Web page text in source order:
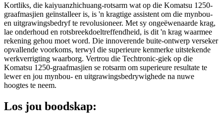
Kortliks, die kaiyuanzhichuang-rotsarm wat op die Komatsu 1250-
graafmasjien geïnstalleer is, is 'n kragtige assistent om die mynbou-
en uitgrawingsbedryf te revolusioneer. Met sy ongeëwenaarde krag,
lae onderhoud en rotsbreekdoeltreffendheid, is dit 'n krag waarmee
rekening gehou moet word. Die innoverende buite-ontwerp verseker
opvallende voorkoms, terwyl die superieure kenmerke uitstekende
werkverrigting waarborg. Vertrou die Techtronic-giek op die
Komatsu 1250-graafmasjien se rotsarm om superieure resultate te
lewer en jou mynbou- en uitgrawingsbedrywighede na nuwe
hoogtes te neem.
Los jou boodskap: